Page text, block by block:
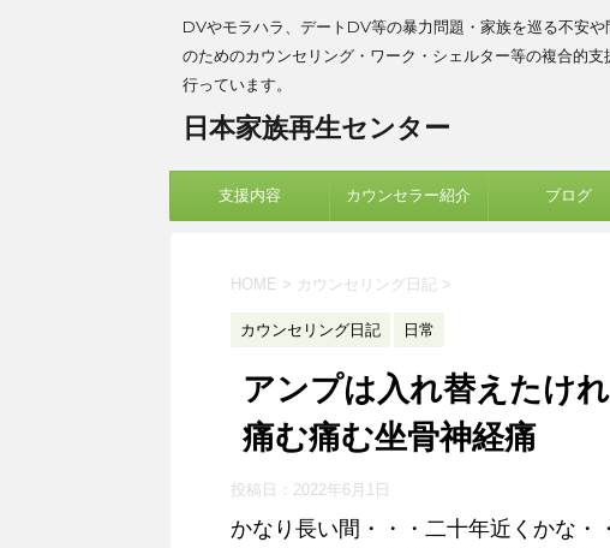
DVやモラハラ、デートDV等の暴力問題・家族を巡る不安や
のためのカウンセリング・ワーク・シェルター等の複合的支
行っています。
日本家族再生センター
支援内容 カウンセラー紹介 ブログ
HOME > カウンセリング日記 >
カウンセリング日記 日常
アンプは入れ替えたけ
痛む痛む坐骨神経痛
投稿日： 2022年6月1日
かなり長い間・・・二十年近くかな・